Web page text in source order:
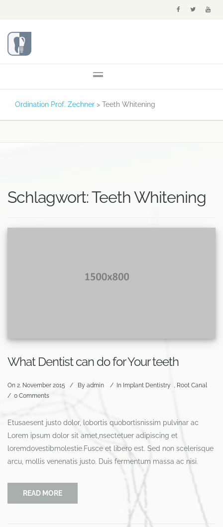
Ordination Prof. Zechner > Teeth Whitening
Schlagwort:Teeth Whitening
What Dentist can do for Your teeth
On 2. November 2015 / By admin / In Implant Dentistry , Root Canal
/ 0 Comments
Etusaesent justo dolor, lobortis quobortisnissim pulvinar ac
Lorem ipsum dolor sit amet,nsectetuer adipiscing et
loremdovestibmolestie.Fusce et libero est. Sed non scelerisque
arcu, mollis venenatis justo. Duis fermentum massa ac nisi.
READ MORE